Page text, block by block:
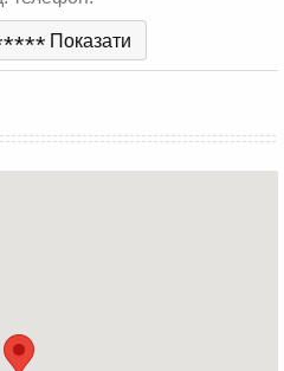
**** Показати